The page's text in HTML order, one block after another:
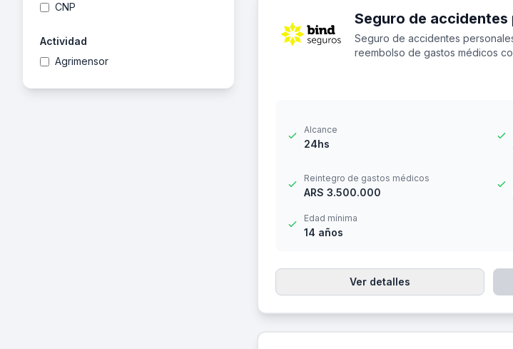
CNP
Actividad
Agrimensor
Seguro de accidentes
reembolso de gastos médicos
Alcance
24hs
Reintegro de gastos médicos
ARS 3.500.000
Edad mínima
14 años
Ver detalles